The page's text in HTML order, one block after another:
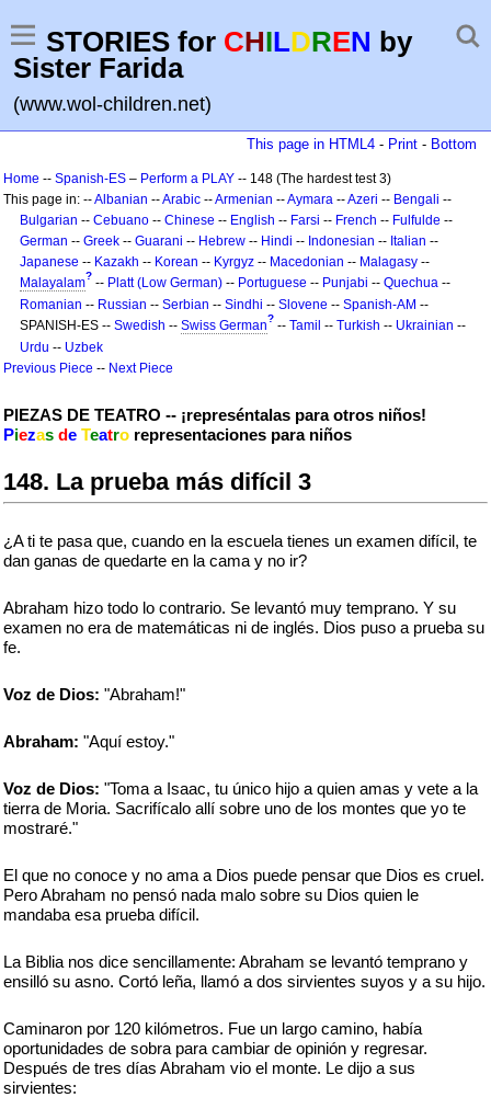
STORIES for CHILDREN by
Sister Farida
(www.wol-children.net)
This page in HTML4 - Print - Bottom
Home -- Spanish-ES – Perform a PLAY -- 148 (The hardest test 3)
This page in: --Albanian --Arabic --Armenian --Aymara --Azeri -- Bengali --
Bulgarian -- Cebuano -- Chinese -- English -- Farsi -- French -- Fulfulde --
German -- Greek -- Guarani -- Hebrew -- Hindi -- Indonesian -- Italian --
Japanese -- Kazakh -- Korean -- Kyrgyz -- Macedonian -- Malagasy --
Malayalam? -- Platt (Low German) -- Portuguese -- Punjabi -- Quechua --
Romanian -- Russian -- Serbian -- Sindhi -- Slovene -- Spanish-AM --
SPANISH-ES -- Swedish -- Swiss German? -- Tamil -- Turkish -- Ukrainian --
Urdu -- Uzbek
Previous Piece -- Next Piece
PIEZAS DE TEATRO -- ¡represéntalas para otros niños!
Piezas de Teatro representaciones para niños
148. La prueba más difícil 3
¿A ti te pasa que, cuando en la escuela tienes un examen difícil, te
dan ganas de quedarte en la cama y no ir?
Abraham hizo todo lo contrario. Se levantó muy temprano. Y su
examen no era de matemáticas ni de inglés. Dios puso a prueba su
fe.
Voz de Dios: "Abraham!"
Abraham: "Aquí estoy."
Voz de Dios: "Toma a Isaac, tu único hijo a quien amas y vete a la
tierra de Moria. Sacrifícalo allí sobre uno de los montes que yo te
mostraré."
El que no conoce y no ama a Dios puede pensar que Dios es cruel.
Pero Abraham no pensó nada malo sobre su Dios quien le
mandaba esa prueba difícil.
La Biblia nos dice sencillamente: Abraham se levantó temprano y
ensilló su asno. Cortó leña, llamó a dos sirvientes suyos y a su hijo.
Caminaron por 120 kilómetros. Fue un largo camino, había
oportunidades de sobra para cambiar de opinión y regresar.
Después de tres días Abraham vio el monte. Le dijo a sus
sirvientes: